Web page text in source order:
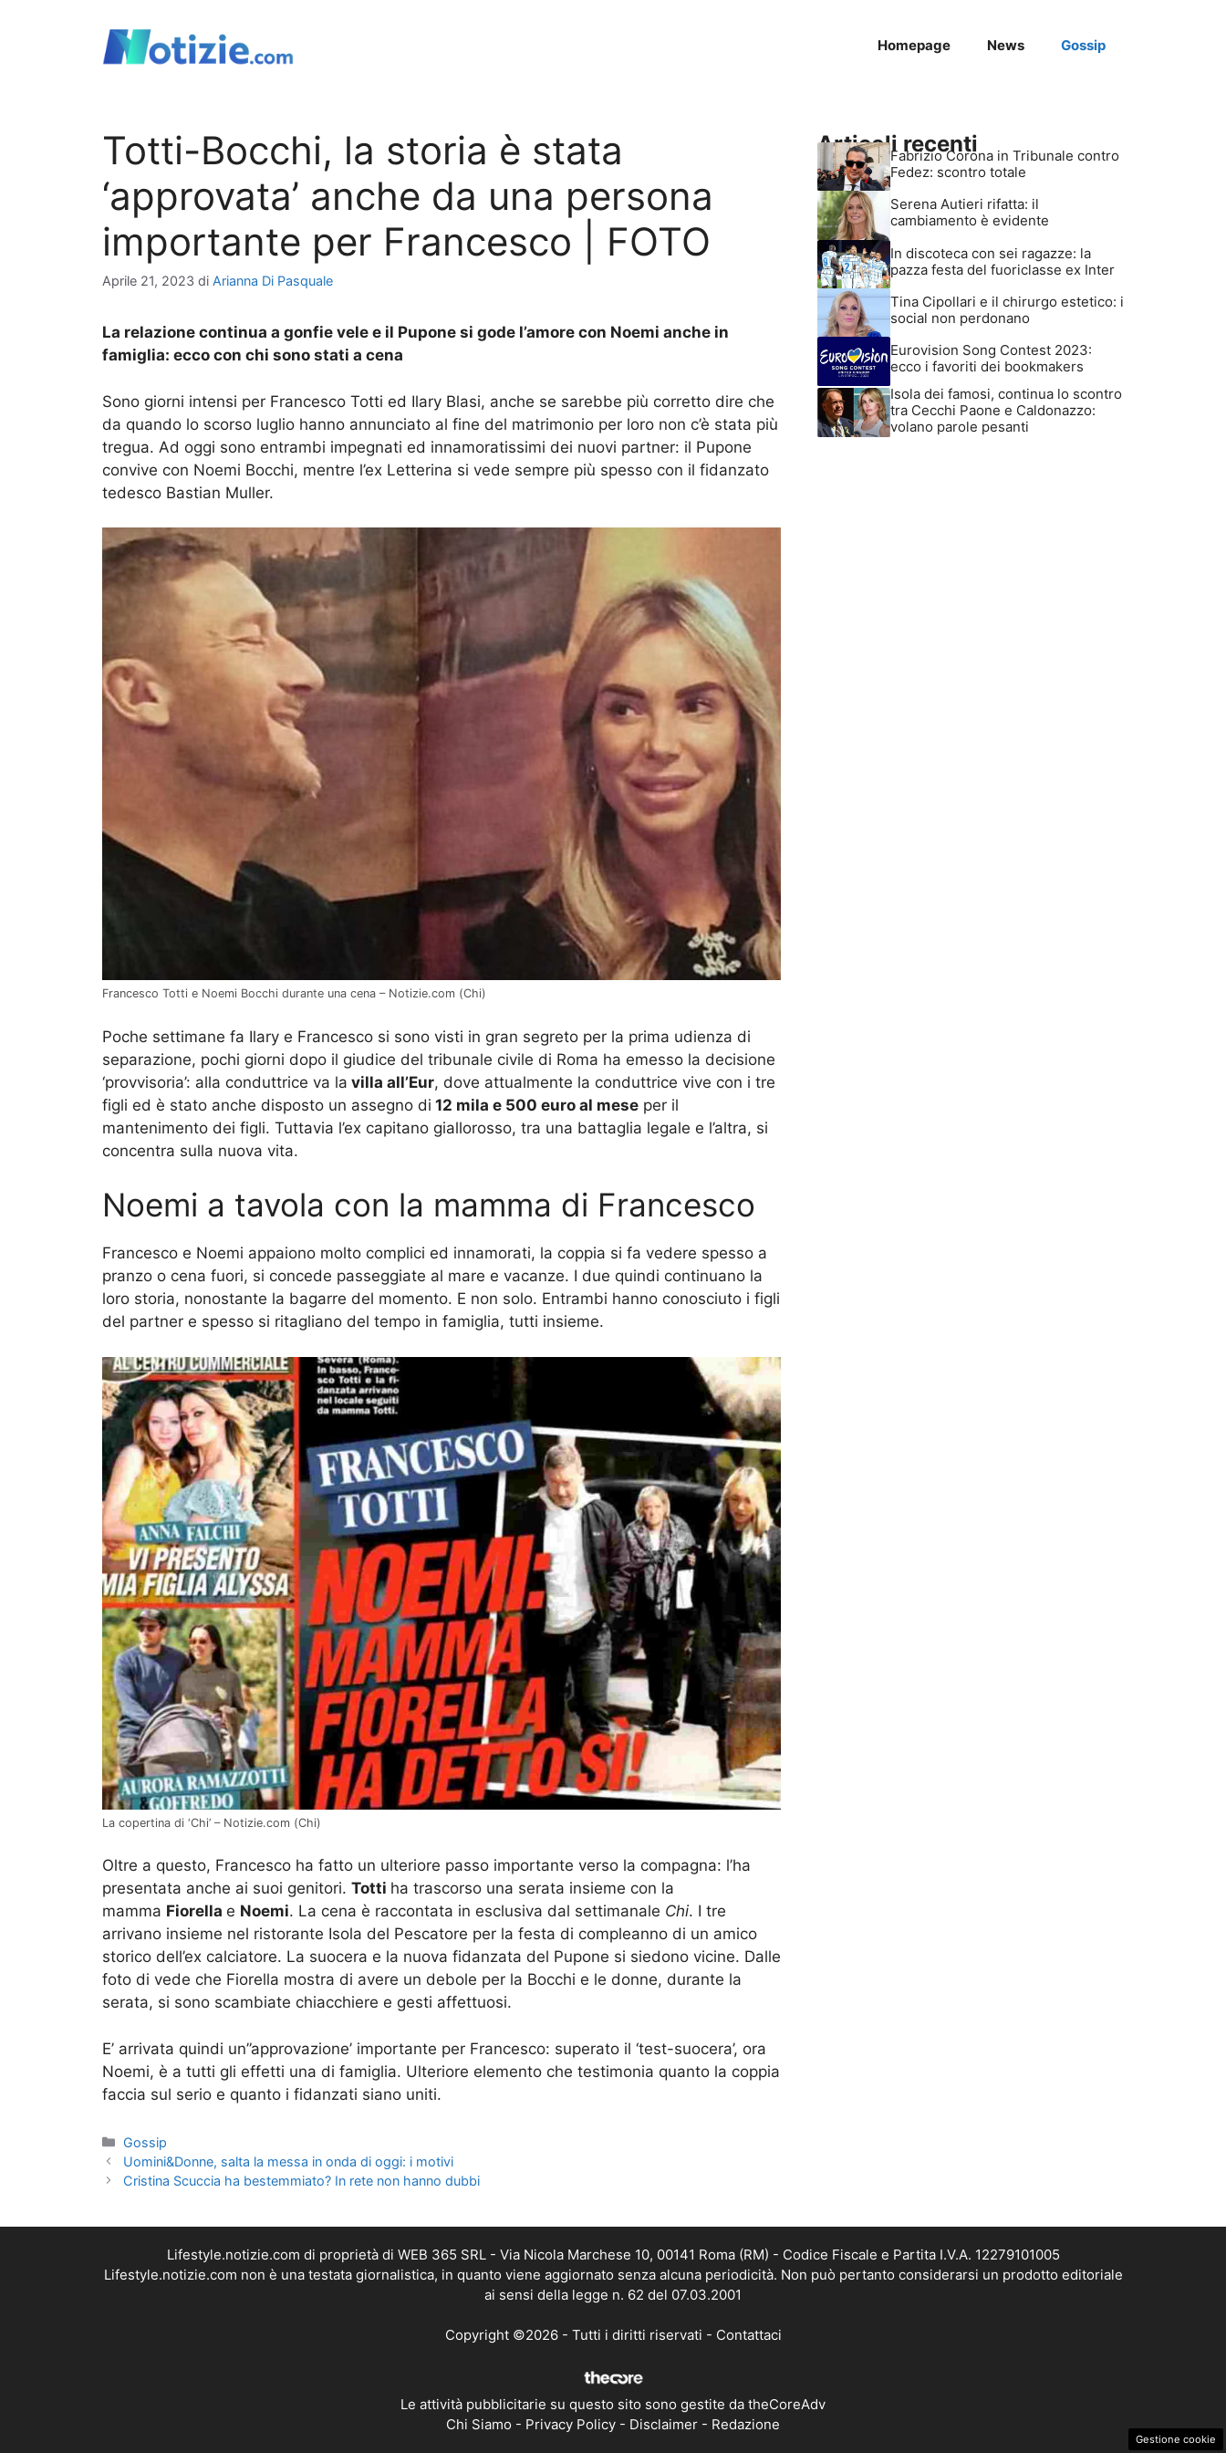
Homepage News Gossip
Totti-Bocchi, la storia è stata
‘approvata’ anche da una persona
importante per Francesco | FOTO
Aprile 21, 2023 di Arianna Di Pasquale
La relazione continua a gonfie vele e il Pupone si gode l’amore con Noemi anche in
famiglia: ecco con chi sono stati a cena
Sono giorni intensi per Francesco Totti ed Ilary Blasi, anche se sarebbe più corretto dire che
da quando lo scorso luglio hanno annunciato al fine del matrimonio per loro non c’è stata più
tregua. Ad oggi sono entrambi impegnati ed innamoratissimi dei nuovi partner: il Pupone
convive con Noemi Bocchi, mentre l’ex Letterina si vede sempre più spesso con il fidanzato
tedesco Bastian Muller.
Francesco Totti e Noemi Bocchi durante una cena – Notizie.com (Chi)
Poche settimane fa Ilary e Francesco si sono visti in gran segreto per la prima udienza di
separazione, pochi giorni dopo il giudice del tribunale civile di Roma ha emesso la decisione
‘provvisoria’: alla conduttrice va la villa all’Eur, dove attualmente la conduttrice vive con i tre
figli ed è stato anche disposto un assegno di 12 mila e 500 euro al mese per il
mantenimento dei figli. Tuttavia l’ex capitano giallorosso, tra una battaglia legale e l’altra, si
concentra sulla nuova vita.
Noemi a tavola con la mamma di Francesco
Francesco e Noemi appaiono molto complici ed innamorati, la coppia si fa vedere spesso a
pranzo o cena fuori, si concede passeggiate al mare e vacanze. I due quindi continuano la
loro storia, nonostante la bagarre del momento. E non solo. Entrambi hanno conosciuto i figli
del partner e spesso si ritagliano del tempo in famiglia, tutti insieme.
La copertina di ‘Chi’ – Notizie.com (Chi)
Oltre a questo, Francesco ha fatto un ulteriore passo importante verso la compagna: l’ha
presentata anche ai suoi genitori. Totti ha trascorso una serata insieme con la
mamma Fiorella e Noemi. La cena è raccontata in esclusiva dal settimanale Chi. I tre
arrivano insieme nel ristorante Isola del Pescatore per la festa di compleanno di un amico
storico dell’ex calciatore. La suocera e la nuova fidanzata del Pupone si siedono vicine. Dalle
foto di vede che Fiorella mostra di avere un debole per la Bocchi e le donne, durante la
serata, si sono scambiate chiacchiere e gesti affettuosi.
E’ arrivata quindi un”approvazione’ importante per Francesco: superato il ‘test-suocera’, ora
Noemi, è a tutti gli effetti una di famiglia. Ulteriore elemento che testimonia quanto la coppia
faccia sul serio e quanto i fidanzati siano uniti.
Categorie
Gossip
Uomini&Donne, salta la messa in onda di oggi: i motivi
Cristina Scuccia ha bestemmiato? In rete non hanno dubbi
Articoli recenti
Fabrizio Corona in Tribunale contro
Fedez: scontro totale
Serena Autieri rifatta: il
cambiamento è evidente
In discoteca con sei ragazze: la
pazza festa del fuoriclasse ex Inter
Tina Cipollari e il chirurgo estetico: i
social non perdonano
Eurovision Song Contest 2023:
ecco i favoriti dei bookmakers
Isola dei famosi, continua lo scontro
tra Cecchi Paone e Caldonazzo:
volano parole pesanti
Lifestyle.notizie.com di proprietà di WEB 365 SRL - Via Nicola Marchese 10, 00141 Roma (RM) - Codice Fiscale e Partita I.V.A. 12279101005
Lifestyle.notizie.com non è una testata giornalistica, in quanto viene aggiornato senza alcuna periodicità. Non può pertanto considerarsi un prodotto editoriale
ai sensi della legge n. 62 del 07.03.2001
Copyright ©2026 - Tutti i diritti riservati - Contattaci
Le attività pubblicitarie su questo sito sono gestite da theCoreAdv
Chi Siamo - Privacy Policy - Disclaimer - Redazione
Gestione cookie